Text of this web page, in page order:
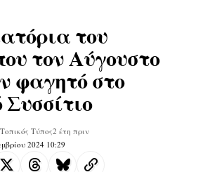
του
τον Αύγουστο
φαγητό στο
2024 10:29
Τύπος2 έτη πριν